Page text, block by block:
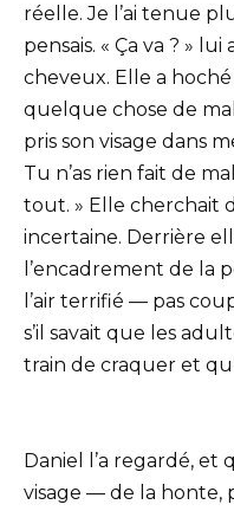
réelle. Je l’ai tenue
pensais. « Ça va ? »
cheveux. Elle a hoché
quelque chose de mal
pris son visage dans
Tu n’as rien fait de
tout. » Elle cherchait
incertaine. Derrière
l’encadrement de la
l’air terrifié — pas
s’il savait que les
train de craquer et
Daniel l’a regardé, et
visage — de la honte,